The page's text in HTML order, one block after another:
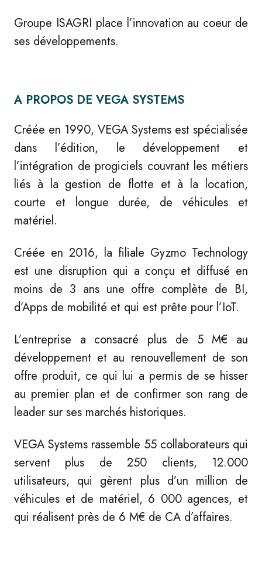
Groupe ISAGRI place l’innovation au coeur de
ses développements.
A PROPOS DE VEGA SYSTEMS
Créée en 1990, VEGA Systems est spécialisée
dans l’édition, le développement et
l’intégration de progiciels couvrant les métiers
liés à la gestion de flotte et à la location,
courte et longue durée, de véhicules et
matériel.
Créée en 2016, la filiale Gyzmo Technology
est une disruption qui a conçu et diffusé en
moins de 3 ans une offre complète de BI,
d’Apps de mobilité et qui est prête pour l’IoT.
L’entreprise a consacré plus de 5 M€ au
développement et au renouvellement de son
offre produit, ce qui lui a permis de se hisser
au premier plan et de confirmer son rang de
leader sur ses marchés historiques.
VEGA Systems rassemble 55 collaborateurs qui
servent plus de 250 clients, 12.000
utilisateurs, qui gèrent plus d’un million de
véhicules et de matériel, 6 000 agences, et
qui réalisent près de 6 M€ de CA d’affaires.